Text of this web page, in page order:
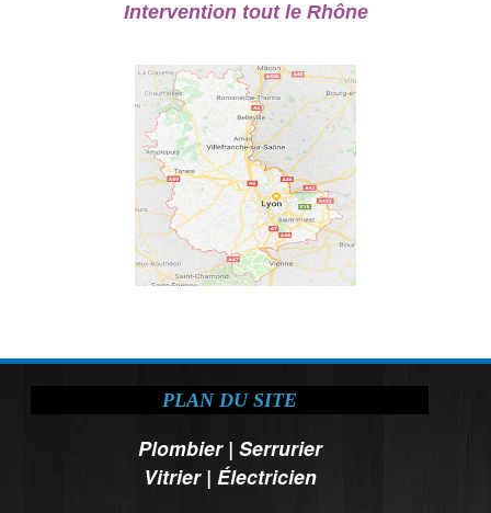
Intervention tout le Rhône
PLAN DU SITE
Plombier| Serrurier
Vitrier| Électricien